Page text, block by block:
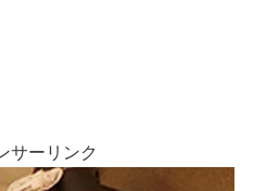
サーリンク